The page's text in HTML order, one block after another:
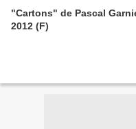
"Cartons" de Pascal
2012 (F)